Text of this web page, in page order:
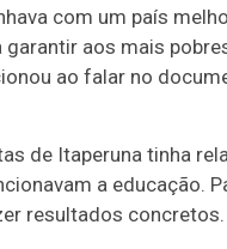
com um país
aos mais
ao falar no
de Itaperuna tinha
a educação.
resultados concretos.